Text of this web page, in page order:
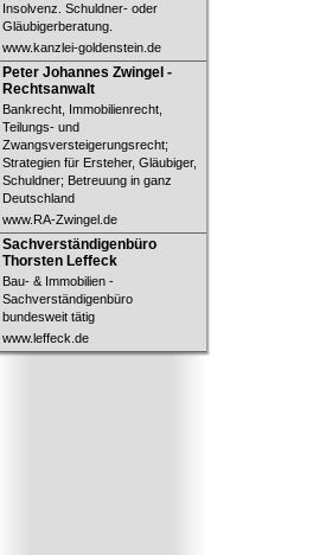
Insolvenz. Schuldner- oder
Gläubigerberatung.
www.kanzlei-goldenstein.de
Peter Johannes Zwingel -
Rechtsanwalt
Peter Johannes Zwingel -
Rechtsanwalt
Bankrecht, Immobilienrecht,
Teilungs- und
Zwangsversteigerungsrecht;
Strategien für Ersteher, Gläubiger,
Schuldner; Betreuung in ganz
Deutschland
www.RA-Zwingel.de
Sachverständigenbüro
Thorsten Leffeck
Sachverständigenbüro
Thorsten Leffeck
Bau- & Immobilien -
Sachverständigenbüro
bundesweit tätig
www.leffeck.de